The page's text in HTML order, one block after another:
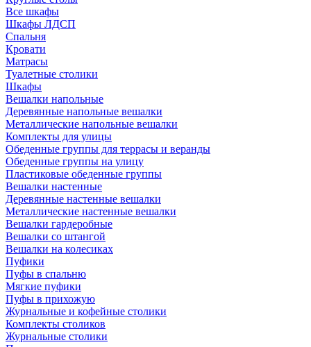
Все шкафы
Шкафы ЛДСП
Спальня
Кровати
Матрасы
Туалетные столики
Шкафы
Вешалки напольные
Деревянные напольные вешалки
Металлические напольные вешалки
Комплекты для улицы
Обеденные группы для террасы и веранды
Обеденные группы на улицу
Пластиковые обеденные группы
Вешалки настенные
Деревянные настенные вешалки
Металлические настенные вешалки
Вешалки гардеробные
Вешалки со штангой
Вешалки на колесиках
Пуфики
Пуфы в спальню
Мягкие пуфики
Пуфы в прихожую
Журнальные и кофейные столики
Комплекты столиков
Журнальные столики